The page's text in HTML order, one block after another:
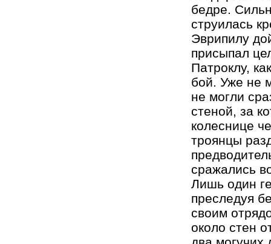
бедре.
струилась
Эврипилу
присыпал
Патроклу,
бой. Уже не
не могли
стеной, за
колеснице
троянцы
сражались
Лишь один
преследуя
своим
около стен